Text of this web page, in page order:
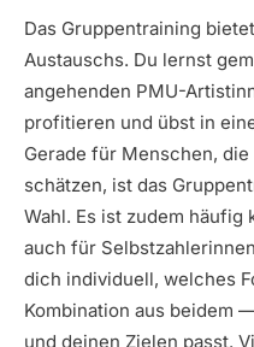
Das Gruppentraining
Austauschs. Du lernst
angehenden PMU-
profitieren und übst in
Gerade für Menschen,
schätzen, ist das
Wahl. Es ist zudem
auch für
dich individuell, welches
Kombination aus beidem
und deinen Zielen passt.